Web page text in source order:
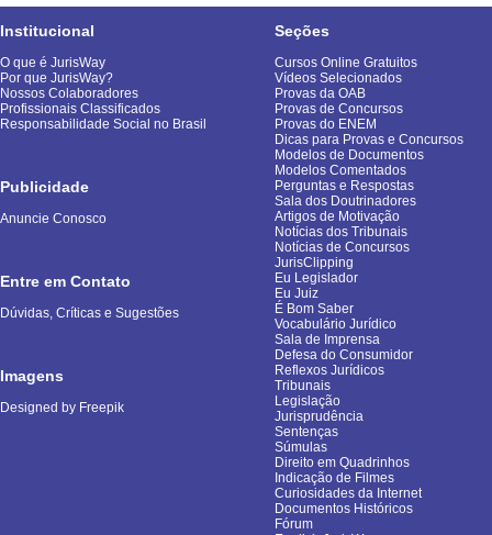
Institucional
O que é JurisWay
Por que JurisWay?
Nossos Colaboradores
Profissionais Classificados
Responsabilidade Social no Brasil
Publicidade
Anuncie Conosco
Entre em Contato
Dúvidas, Críticas e Sugestões
Imagens
Designed by Freepik
Seções
Cursos Online Gratuitos
Vídeos Selecionados
Provas da OAB
Provas de Concursos
Provas do ENEM
Dicas para Provas e Concursos
Modelos de Documentos
Modelos Comentados
Perguntas e Respostas
Sala dos Doutrinadores
Artigos de Motivação
Notícias dos Tribunais
Notícias de Concursos
JurisClipping
Eu Legislador
Eu Juiz
É Bom Saber
Vocabulário Jurídico
Sala de Imprensa
Defesa do Consumidor
Reflexos Jurídicos
Tribunais
Legislação
Jurisprudência
Sentenças
Súmulas
Direito em Quadrinhos
Indicação de Filmes
Curiosidades da Internet
Documentos Históricos
Fórum